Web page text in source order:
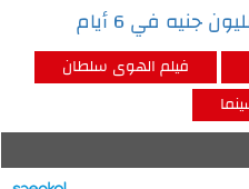
فيلم الهوى سلطان